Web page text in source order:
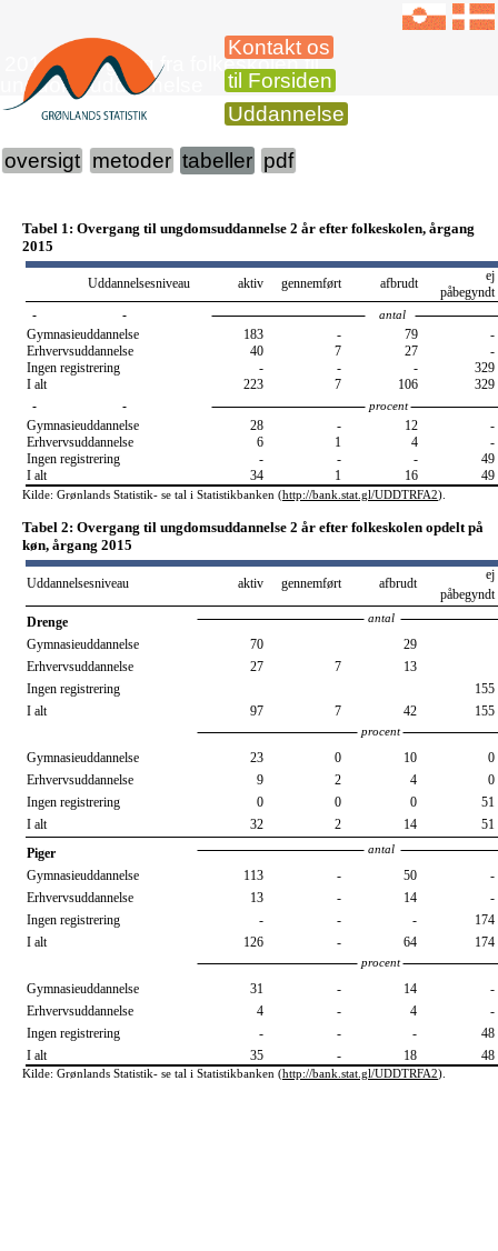
Kontakt os
til Forsiden
Uddannelse
2015 Overgang fra folkeskolen til
ungdomsuddannelse
oversigt metoder tabeller pdf